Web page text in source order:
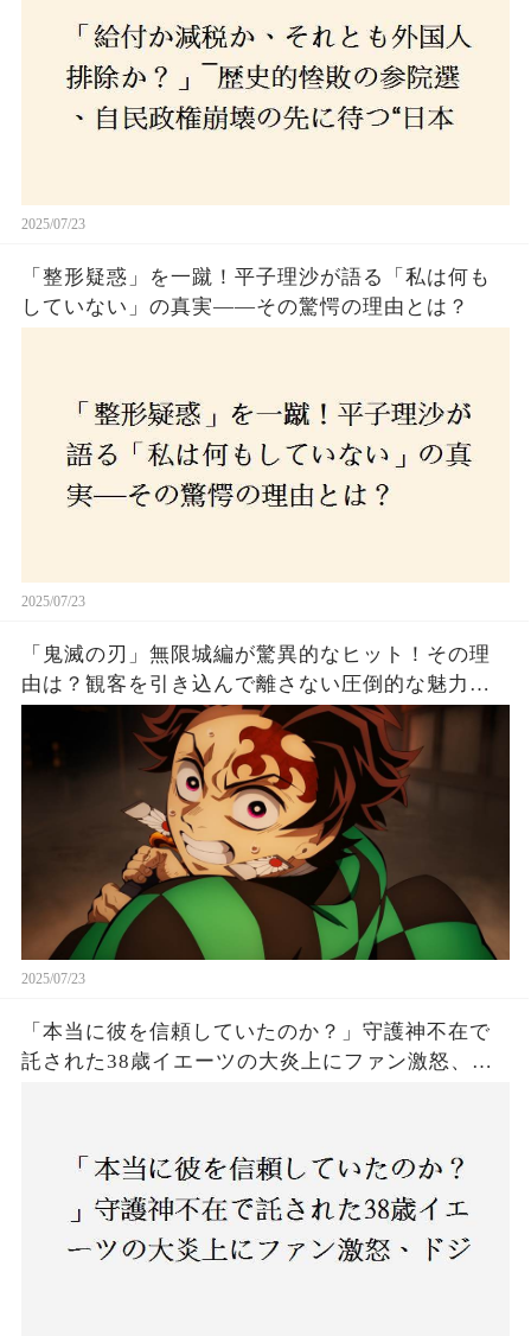
2025/07/23
「整形疑惑」を一蹴！平子理沙が語る「私は何も
していない」の真実——その驚愕の理由とは？
2025/07/23
「鬼滅の刃」無限城編が驚異的なヒット！その理
由は？観客を引き込んで離さない圧倒的な魅力と
2025/07/23
「本当に彼を信頼していたのか？」守護神不在で
託された38歳イエーツの大炎上にファン激怒、ド